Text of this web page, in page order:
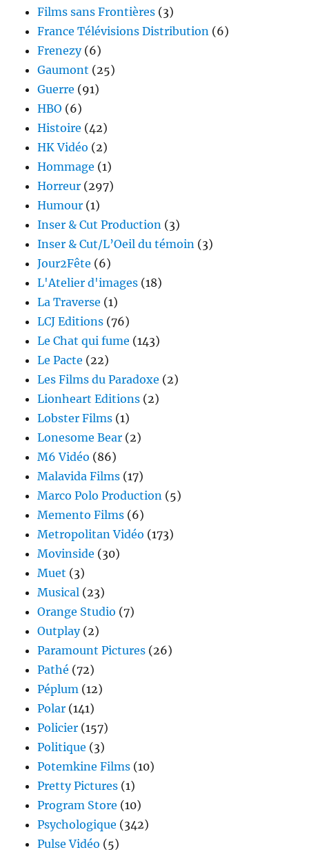
Films sans Frontières (3)
France Télévisions Distribution (6)
Frenezy(6)
Gaumont (25)
Guerre (91)
HBO (6)
Histoire (42)
HK Vidéo (2)
Hommage (1)
Horreur (297)
Humour (1)
Inser & Cut Production (3)
Inser & Cut/L’Oeil du témoin (3)
Jour2Fête (6)
L'Atelier d'images (18)
La Traverse (1)
LCJ Editions (76)
Le Chat qui fume (143)
Le Pacte (22)
Les Films du Paradoxe (2)
Lionheart Editions (2)
Lobster Films (1)
Lonesome Bear (2)
M6 Vidéo (86)
Malavida Films (17)
Marco Polo Production (5)
Memento Films (6)
Metropolitan Vidéo (173)
Movinside (30)
Muet (3)
Musical (23)
Orange Studio (7)
Outplay(2)
Paramount Pictures (26)
Pathé (72)
Péplum (12)
Polar (141)
Policier (157)
Politique (3)
Potemkine Films (10)
Pretty Pictures (1)
Program Store (10)
Psychologique (342)
Pulse Vidéo (5)